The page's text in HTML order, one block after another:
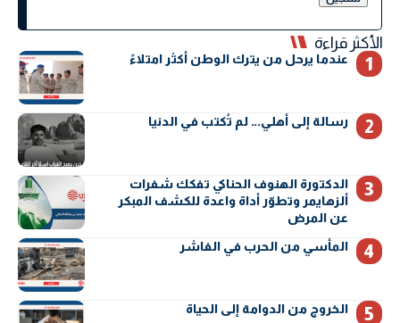
الأكثر قراءة
عندما يرحل من يترك الوطن أكثر امتلاءً
رسالة إلى أهلي… لم تُكتب في الدنيا
الدكتورة الهنوف الحناكي تفكك شفرات
ألزهايمر وتطوّر أداة واعدة للكشف المبكر
عن المرض
المأسي من الحرب في الفاشر
الخروج من الدوامة إلى الحياة